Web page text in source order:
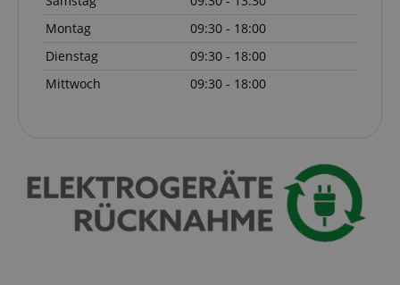
Montag
09:30 - 18:00
Dienstag
09:30 - 18:00
Mittwoch
09:30 - 18:00